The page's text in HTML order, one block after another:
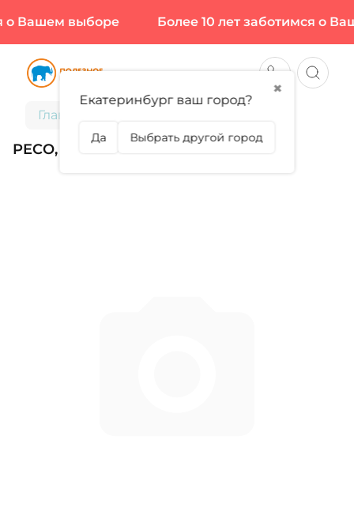
о Вашем выборе Более 10 лет заботимся о
Главная
PECO, ТАБЛЕТНИЦА
✖
Екатеринбург ваш город?
Да Выбрать другой город